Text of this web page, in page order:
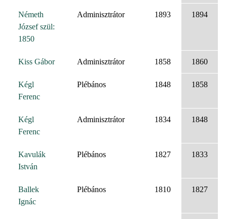
Németh
József szül:
1850
Adminisztrátor 1893 1894
Kiss Gábor Adminisztrátor 1858 1860
Kégl
Ferenc
Plébános 1848 1858
Kégl
Ferenc
Adminisztrátor 1834 1848
Kavulák
István
Plébános 1827 1833
Ballek
Ignác
Plébános 1810 1827